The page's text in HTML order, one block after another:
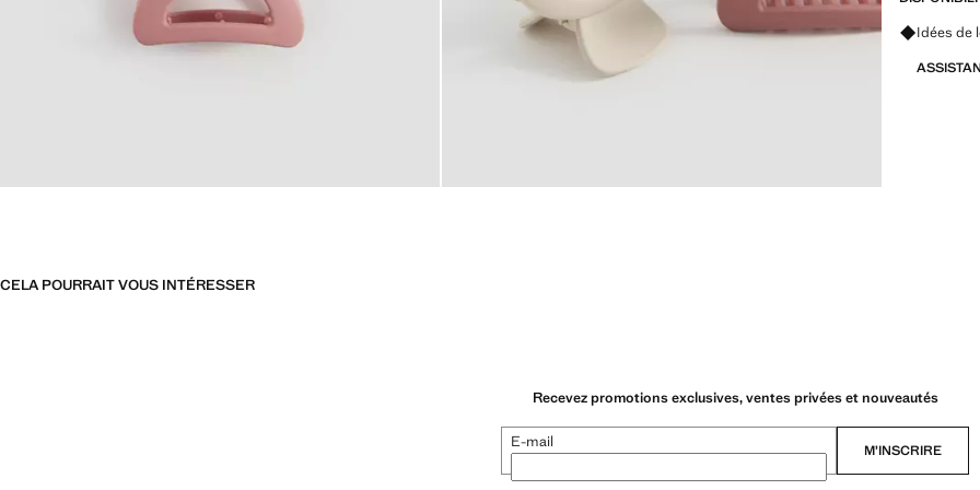
Idées de
CELA POURRAIT VOUS INTÉRESSER
Recevez promotions exclusives, ventes privées et nouveautés
E-mail M’INSCRIRE